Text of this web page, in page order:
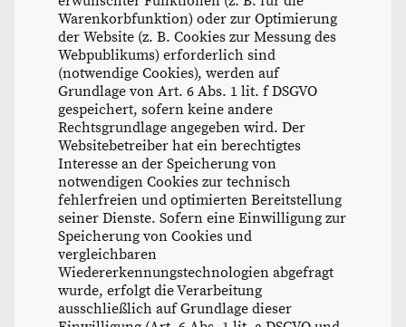
Warenkorbfunktion) oder zur Optimierung
der Website (z. B. Cookies zur Messung des
Webpublikums) erforderlich sind
(notwendige Cookies), werden auf
Grundlage von Art. 6 Abs. 1 lit. f DSGVO
gespeichert, sofern keine andere
Rechtsgrundlage angegeben wird. Der
Websitebetreiber hat ein berechtigtes
Interesse an der Speicherung von
notwendigen Cookies zur technisch
fehlerfreien und optimierten Bereitstellung
seiner Dienste. Sofern eine Einwilligung zur
Speicherung von Cookies und
vergleichbaren
Wiedererkennungstechnologien abgefragt
wurde, erfolgt die Verarbeitung
ausschließlich auf Grundlage dieser